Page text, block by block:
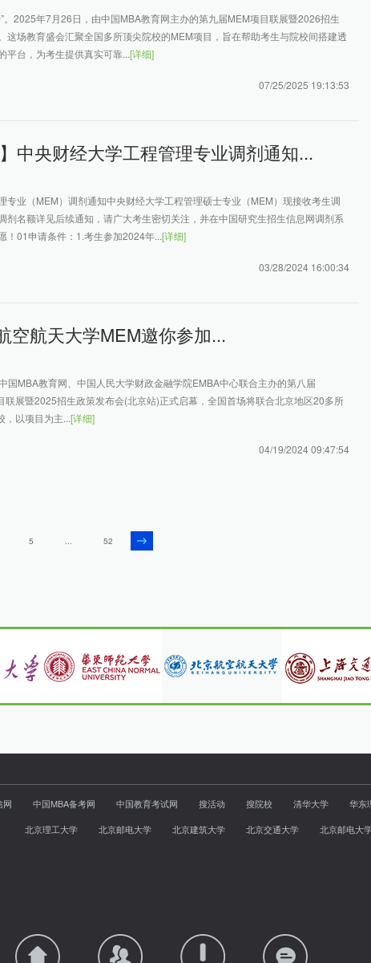
。2025年7月26日，由中国MBA教育网主办的第九届MEM项目联展暨2026招生
这场教育盛会汇聚全国多所顶尖院校的MEM项目，旨在帮助考生与院校间搭建透
平台，为考生提供真实可靠...[详细]
07/25/2025 19:13:53
】中央财经大学工程管理专业调剂通知...
专业（MEM）调剂通知中央财经大学工程管理硕士专业（MEM）现接收考生调
剂名额详见后续通知，请广大考生密切关注，并在中国研究生招生信息网调剂系
！01申请条件：1.考生参加2024年...[详细]
03/28/2024 16:00:34
空航天大学MEM邀你参加...
国MBA教育网、中国人民大学财政金融学院EMBA中心联合主办的第八届
联展暨2025招生政策发布会(北京站)正式启幕，全国首场将联合北京地区20多所
，以项目为主...[详细]
04/19/2024 09:47:54
5 ... 52
网 中国MBA备考网 中国教育考试网 搜活动 搜院校 清华大学 华东
北京理工大学 北京邮电大学 北京建筑大学 北京交通大学 北京邮电大